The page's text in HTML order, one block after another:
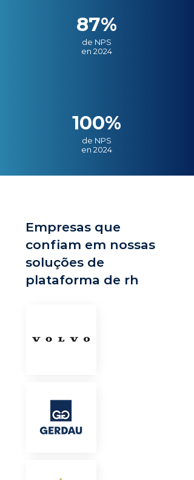
87%
de NPS
en 2024
100%
de NPS
en 2024
Empresas que
confiam em nossas
soluções de
plataforma de rh